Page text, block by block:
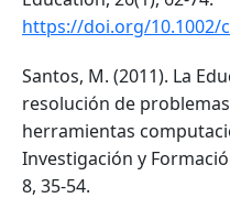
https://doi.org/10.1002/
Santos, M. (2011). La
resolución de
herramientas
Investigación y
8, 35-54.